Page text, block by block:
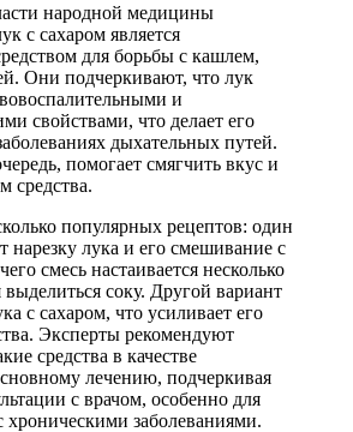
народной медицины
с сахаром является
для борьбы с кашлем,
Они подчеркивают, что лук
и
свойствами, что делает его
дыхательных путей.
помогает смягчить вкус и
средства.
популярных рецептов: один
нарезку лука и его смешивание с
смесь настаивается несколько
выделиться соку. Другой вариант
с сахаром, что усиливает его
Эксперты рекомендуют
средства в качестве
лечению, подчеркивая
с врачом, особенно для
хроническими заболеваниями.